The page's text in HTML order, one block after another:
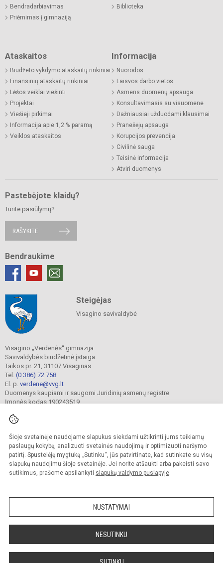
Šioje svetainėje naudojame slapukus siekdami užtikrinti jums teikiamų
paslaugų kokybę, analizuoti svetainės naudojimą ir optimizuoti naršymo
patirtį. Spustelėję mygtuką „Sutinku“, jūs patvirtinate, kad sutinkate su visų
slapukų naudojimu šioje svetainėje. Jei norite atšaukti arba pakeisti savo
sutikimus, prašome apsilankyti slapukų valdymo puslapyje.
NUSTATYMAI
NESUTINKU
Bendradarbiavimas
Priėmimas į gimnaziją
Biblioteka
Ataskaitos
Biudžeto vykdymo ataskaitų rinkiniai
Finansinių ataskaitų rinkiniai
Lėšos veiklai viešinti
Projektai
Viešieji pirkimai
Informacija apie 1,2 % paramą
Veiklos ataskaitos
Informacija
Nuorodos
Laisvos darbo vietos
Asmens duomenų apsauga
Konsultavimasis su visuomene
Dažniausiai užduodami klausimai
Pranešėjų apsauga
Korupcijos prevencija
Civilinė sauga
Teisinė informacija
Atviri duomenys
Pastebėjote klaidų?
Turite pasiūlymų?
RAŠYKITE
Bendraukime
Steigėjas
Visagino savivaldybė
Visagino „Verdenės“ gimnazija
Savivaldybės biudžetinė įstaiga.
Taikos pr. 21, 31107 Visaginas
Tel. (0 386) 72 758
El. p. verdene@vvg.lt
Duomenys kaupiami ir saugomi Juridinių asmenų registre
Įmonės kodas 190243519
© 2022. Visagino „Verdenės“ gimnazija. Visos teisės saugomos.
Kopijuoti turinį be raštiško gimnazijos sutikimo griežtai draudžiama.
Versija neįgaliesiems Slapukų valdymas
Sumanus būdas atnaujinti